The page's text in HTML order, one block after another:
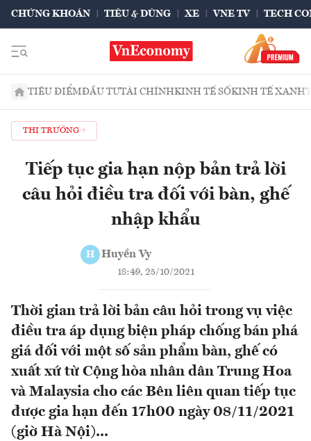
CHỨNG KHOÁN TIÊU & DÙNG XE VNE TV TECH
TIÊU ĐIỂMĐẦU TƯTÀI CHÍNHKINH TẾ SỐKINH TẾ XANH
THỊ TRƯỜNG
Tiếp tục gia hạn nộp bản trả lời
câu hỏi điều tra đối với bàn, ghế
nhập khẩu
H Huyền Vy
18:49, 25/10/2021
Thời gian trả lời bản câu hỏi trong vụ việc
điều tra áp dụng biện pháp chống bán phá
giá đối với một số sản phẩm bàn, ghế có
xuất xứ từ Cộng hòa nhân dân Trung Hoa
và Malaysia cho các Bên liên quan tiếp tục
được gia hạn đến 17h00 ngày 08/11/2021
(giờ Hà Nội)...